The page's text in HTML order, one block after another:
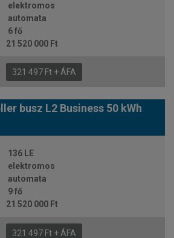
elektromos
automata
6 fő
21 520 000 Ft
321 497 Ft + ÁFA
busz L2 Business 50 kWh
136 LE
elektromos
automata
9 fő
21 520 000 Ft
321 497 Ft + ÁFA